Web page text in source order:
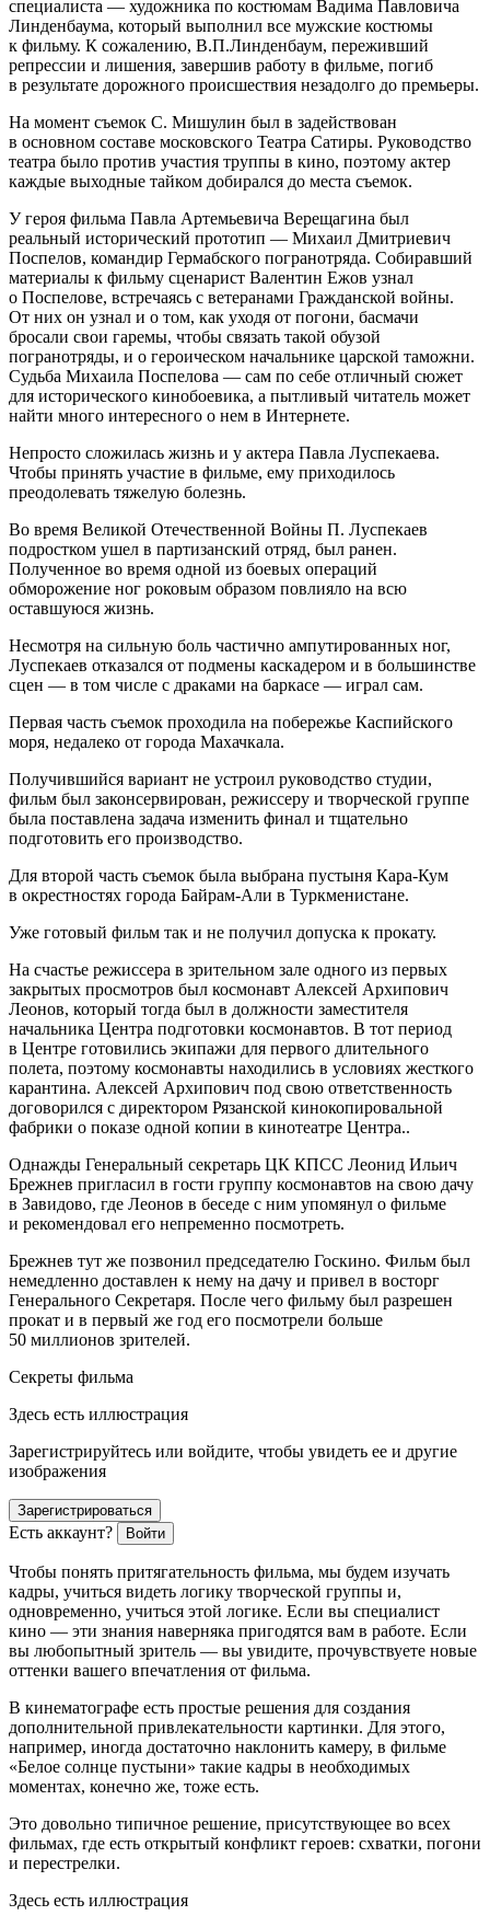
специалиста — художника по костюмам Вадима Павловича
Линденбаума, который выполнил все мужские костюмы
к фильму. К сожалению, В.П.Линденбаум, переживший
репрессии и лишения, завершив работу в фильме, погиб
в результате дорожного происшествия незадолго до премьеры.
На момент съемок С. Мишулин был в задействован
в основном составе московского Театра Сатиры. Руководство
театра было против участия труппы в кино, поэтому актер
каждые выходные тайком добирался до места съемок.
У героя фильма Павла Артемьевича Верещагина был
реальный исторический прототип — Михаил Дмитриевич
Поспелов, командир Гермабского погранотряда. Собиравший
материалы к фильму сценарист Валентин Ежов узнал
о Поспелове, встречаясь с ветеранами Гражданской войны.
От них он узнал и о том, как уходя от погони, басмачи
бросали свои гаремы, чтобы связать такой обузой
погранотряды, и о героическом начальнике царской таможни.
Судьба Михаила Поспелова — сам по себе отличный сюжет
для исторического кинобоевика, а пытливый читатель может
найти много интересного о нем в Интернете.
Непросто сложилась жизнь и у актера Павла Луспекаева.
Чтобы принять участие в фильме, ему приходилось
преодолевать тяжелую болезнь.
Во время Великой Отечественной Войны П. Луспекаев
подростком ушел в партизанский отряд, был ранен.
Полученное во время одной из боевых операций
обморожение ног роковым образом повлияло на всю
оставшуюся жизнь.
Несмотря на сильную боль частично ампутированных ног,
Луспекаев отказался от подмены каскадером и в большинстве
сцен — в том числе с драками на баркасе — играл сам.
Первая часть съемок проходила на побережье Каспийского
моря, недалеко от города Махачкала.
Получившийся вариант не устроил руководство студии,
фильм был законсервирован, режиссеру и творческой группе
была поставлена задача изменить финал и тщательно
подготовить его производство.
Для второй часть съемок была выбрана пустыня Кара-Кум
в окрестностях города Байрам-Али в Туркменистане.
Уже готовый фильм так и не получил допуска к прокату.
На счастье режиссера в зрительном зале одного из первых
закрытых просмотров был космонавт Алексей Архипович
Леонов, который тогда был в должности заместителя
начальника Центра подготовки космонавтов. В тот период
в Центре готовились экипажи для первого длительного
полета, поэтому космонавты находились в условиях жесткого
карантина. Алексей Архипович под свою ответственность
договорился с директором Рязанской кинокопировальной
фабрики о показе одной копии в кинотеатре Центра..
Однажды Генеральный секретарь ЦК КПСС Леонид Ильич
Брежнев пригласил в гости группу космонавтов на свою дачу
в Завидово, где Леонов в беседе с ним упомянул о фильме
и рекомендовал его непременно посмотреть.
Брежнев тут же позвонил председателю Госкино. Фильм был
немедленно доставлен к нему на дачу и привел в восторг
Генерального Секретаря. После чего фильму был разрешен
прокат и в первый же год его посмотрели больше
50 миллионов зрителей.
Секреты фильма
Здесь есть иллюстрация
Зарегистрируйтесь или войдите, чтобы увидеть ее и другие
изображения
Зарегистрироваться
Есть аккаунт? Войти
Чтобы понять притягательность фильма, мы будем изучать
кадры, учиться видеть логику творческой группы и,
одновременно, учиться этой логике. Если вы специалист
кино — эти знания наверняка пригодятся вам в работе. Если
вы любопытный зритель — вы увидите, прочувствуете новые
оттенки вашего впечатления от фильма.
В кинематографе есть простые решения для создания
дополнительной привлекательности картинки. Для этого,
например, иногда достаточно наклонить камеру, в фильме
«Белое солнце пустыни» такие кадры в необходимых
моментах, конечно же, тоже есть.
Это довольно типичное решение, присутствующее во всех
фильмах, где есть открытый конфликт героев: схватки, погони
и перестрелки.
Здесь есть иллюстрация